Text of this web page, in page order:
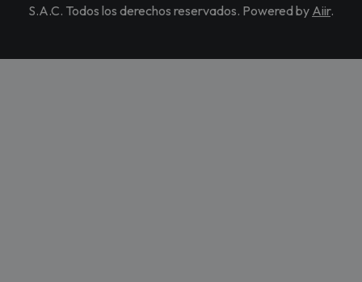
S.A.C. Todos los derechos reservados. Powered by Aiir.